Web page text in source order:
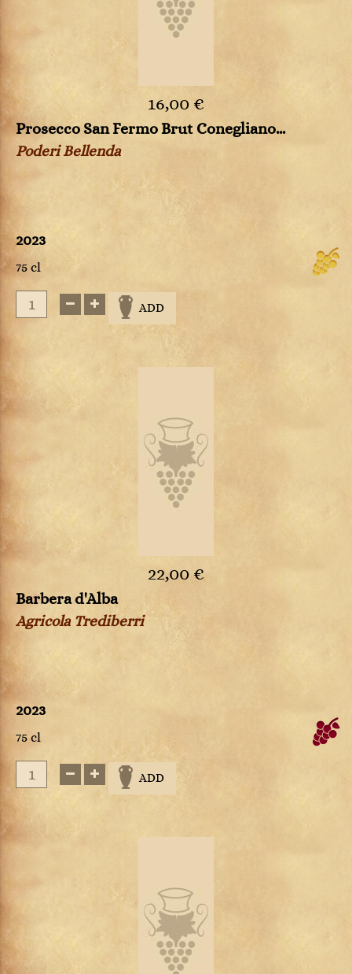
16,00 €
Prosecco San Fermo Brut Conegliano...
Poderi Bellenda
2023
75 cl
ADD
22,00 €
Barbera d'Alba
Agricola Trediberri
2023
75 cl
ADD